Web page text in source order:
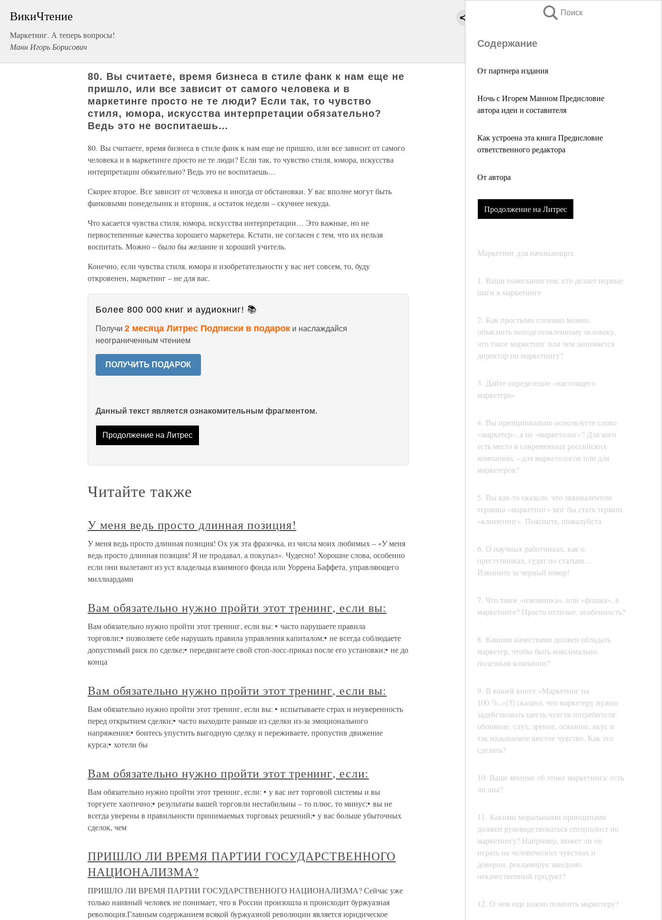
ВикиЧтение
Маркетинг. А теперь вопросы!
Манн Игорь Борисович
Поиск
Содержание
От партнера издания
Ночь с Игорем Манном Предисловие
автора идеи и составителя
Как устроена эта книга Предисловие
ответственного редактора
От автора
Продолжение на Литрес
Маркетинг для начинающих
1. Ваши пожелания тем, кто делает первые
шаги в маркетинге
2. Как простыми словами можно
объяснить неподготовленному человеку,
что такое маркетинг или чем занимается
директор по маркетингу?
3. Дайте определение «настоящего
маркетера»
4. Вы принципиально используете слово
«маркетер», а не «маркетолог»? Для кого
есть место в современных российских
компаниях – для маркетологов или для
маркетеров?
5. Вы как-то сказали, что эквивалентом
термина «маркетинг» мог бы стать термин
«клиентинг». Поясните, пожалуйста
6. О научных работниках, как о
преступниках, судят по статьям…
Извините за черный юмор!
7. Что такое «изюминка», или «фишка», в
маркетинге? Просто отличие, особенность?
8. Какими качествами должен обладать
маркетер, чтобы быть максимально
полезным компании?
9. В вашей книге «Маркетинг на
100 %..»[3] сказано, что маркетеру нужно
задействовать шесть чувств потребителя:
обоняние, слух, зрение, осязание, вкус и
так называемое шестое чувство. Как это
сделать?
10. Ваше мнение об этике маркетинга: есть
ли она?
11. Какими моральными принципами
должен руководствоваться специалист по
маркетингу? Например, может ли он
играть на человеческих чувствах и
доверии, рекламируя заведомо
некачественный продукт?
12. О чем еще важно помнить маркетеру?
80. Вы считаете, время бизнеса в стиле фанк к нам еще не
пришло, или все зависит от самого человека и в
маркетинге просто не те люди? Если так, то чувство
стиля, юмора, искусства интерпретации обязательно?
Ведь это не воспитаешь…
80. Вы считаете, время бизнеса в стиле фанк к нам еще не пришло, или все зависит от самого
человека и в маркетинге просто не те люди? Если так, то чувство стиля, юмора, искусства
интерпретации обязательно? Ведь это не воспитаешь…
Скорее второе. Все зависит от человека и иногда от обстановки. У вас вполне могут быть
фанковыми понедельник и вторник, а остаток недели – скучнее некуда.
Что касается чувства стиля, юмора, искусства интерпретации… Это важные, но не
первостепенные качества хорошего маркетера. Кстати, не согласен с тем, что их нельзя
воспитать. Можно – было бы желание и хороший учитель.
Конечно, если чувства стиля, юмора и изобретательности у вас нет совсем, то, буду
откровенен, маркетинг – не для вас.
Более 800 000 книг и аудиокниг! 📚
Получи 2 месяца Литрес Подписки в подарок и наслаждайся
неограниченным чтением
ПОЛУЧИТЬ ПОДАРОК
Данный текст является ознакомительным фрагментом.
Продолжение на Литрес
Читайте также
У меня ведь просто длинная позиция!
У меня ведь просто длинная позиция! Ох уж эта фразочка, из числа моих любимых – «У меня
ведь просто длинная позиция! Я не продавал, а покупал». Чудесно! Хорошие слова, особенно
если они вылетают из уст владельца взаимного фонда или Уоррена Баффета, управляющего
миллиардами
Вам обязательно нужно пройти этот тренинг, если вы:
Вам обязательно нужно пройти этот тренинг, если вы: • часто нарушаете правила
торговли;• позволяете себе нарушать правила управления капиталом;• не всегда соблюдаете
допустимый риск по сделке;• передвигаете свой стоп-лосс-приказ после его установки;• не до
конца
Вам обязательно нужно пройти этот тренинг, если вы:
Вам обязательно нужно пройти этот тренинг, если вы: • испытываете страх и неуверенность
перед открытием сделки;• часто выходите раньше из сделки из-за эмоционального
напряжения;• боитесь упустить выгодную сделку и переживаете, пропустив движение
курса;• хотели бы
Вам обязательно нужно пройти этот тренинг, если:
Вам обязательно нужно пройти этот тренинг, если: • у вас нет торговой системы и вы
торгуете хаотично;• результаты вашей торговли нестабильны – то плюс, то минус;• вы не
всегда уверены в правильности принимаемых торговых решений;• у вас больше убыточных
сделок, чем
ПРИШЛО ЛИ ВРЕМЯ ПАРТИИ ГОСУДАРСТВЕННОГО
НАЦИОНАЛИЗМА?
ПРИШЛО ЛИ ВРЕМЯ ПАРТИИ ГОСУДАРСТВЕННОГО НАЦИОНАЛИЗМА? Сейчас уже
только наивный человек не понимает, что в России произошла и происходит буржуазная
революция.Главным содержанием всякой буржуазной революции является юридическое